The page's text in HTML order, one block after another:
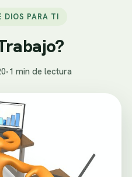
DIOS PARA TI
•1 min de lectura